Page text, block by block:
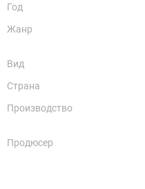
Год
Жанр
Вид
Страна
Производство
Продюсер